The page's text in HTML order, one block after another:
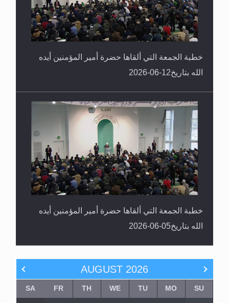
خطبة الجمعة التي ألقاها حضرة أمير المؤمنين أيده
الله بتاريخ12-06-2026
خطبة الجمعة التي ألقاها حضرة أمير المؤمنين أيده
الله بتاريخ05-06-2026
AUGUST 2026
SU
MO
TU
WE
TH
FR
SA